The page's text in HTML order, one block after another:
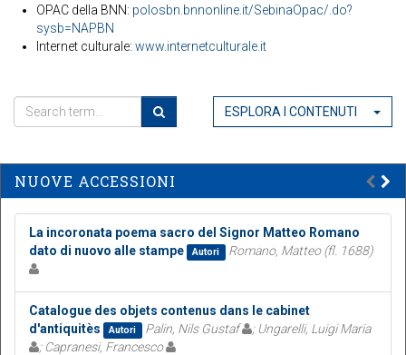
OPAC della BNN: polosbn.bnnonline.it/SebinaOpac/.do?
sysb=NAPBN
Internet culturale: www.internetculturale.it
ESPLORA I CONTENUTI
NUOVE ACCESSIONI
La incoronata poema sacro del Signor Matteo Romano
dato di nuovo alle stampe
Autori Romano, Matteo (fl. 1688)
Catalogue des objets contenus dans le cabinet
d'antiquitès
Autori Palin, Nils Gustaf
; Ungarelli, Luigi Maria
; Capranesi, Francesco